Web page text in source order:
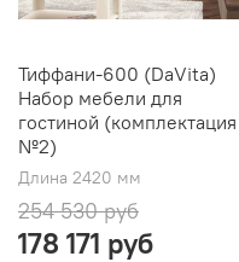
Тиффани-600 (DaVita)
Набор мебели для
гостиной (комплектация
№2)
Длина 2420 мм
254 530 руб
178 171 руб